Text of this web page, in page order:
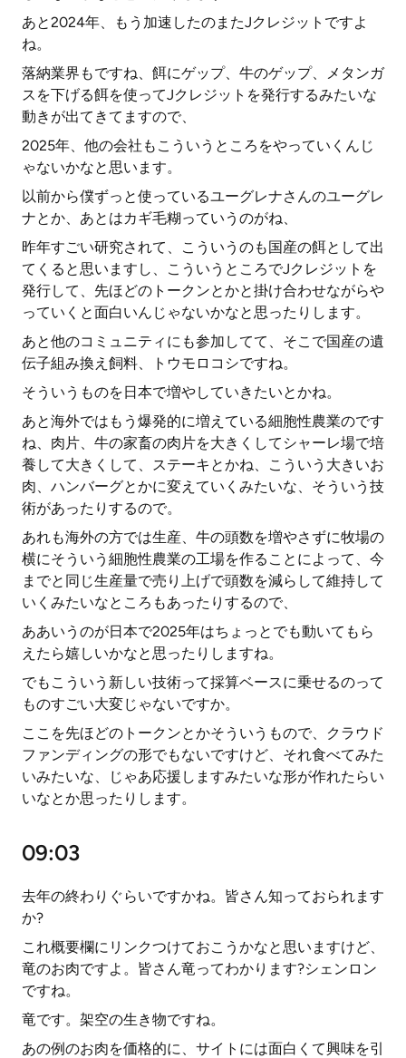
あと2024年、もう加速したのまたJクレジットですよ
ね。
落納業界もですね、餌にゲップ、牛のゲップ、メタンガ
スを下げる餌を使ってJクレジットを発行するみたいな
動きが出てきてますので、
2025年、他の会社もこういうところをやっていくんじ
ゃないかなと思います。
以前から僕ずっと使っているユーグレナさんのユーグレ
ナとか、あとはカギ毛糊っていうのがね、
昨年すごい研究されて、こういうのも国産の餌として出
てくると思いますし、こういうところでJクレジットを
発行して、先ほどのトークンとかと掛け合わせながらや
っていくと面白いんじゃないかなと思ったりします。
あと他のコミュニティにも参加してて、そこで国産の遺
伝子組み換え飼料、トウモロコシですね。
そういうものを日本で増やしていきたいとかね。
あと海外ではもう爆発的に増えている細胞性農業のです
ね、肉片、牛の家畜の肉片を大きくしてシャーレ場で培
養して大きくして、ステーキとかね、こういう大きいお
肉、ハンバーグとかに変えていくみたいな、そういう技
術があったりするので。
あれも海外の方では生産、牛の頭数を増やさずに牧場の
横にそういう細胞性農業の工場を作ることによって、今
までと同じ生産量で売り上げで頭数を減らして維持して
いくみたいなところもあったりするので、
ああいうのが日本で2025年はちょっとでも動いてもら
えたら嬉しいかなと思ったりしますね。
でもこういう新しい技術って採算ベースに乗せるのって
ものすごい大変じゃないですか。
ここを先ほどのトークンとかそういうもので、クラウド
ファンディングの形でもないですけど、それ食べてみた
いみたいな、じゃあ応援しますみたいな形が作れたらい
いなとか思ったりします。
09:03
去年の終わりぐらいですかね。皆さん知っておられます
か?
これ概要欄にリンクつけておこうかなと思いますけど、
竜のお肉ですよ。皆さん竜ってわかります?シェンロン
ですね。
竜です。架空の生き物ですね。
あの例のお肉を価格的に、サイトには面白くて興味を引